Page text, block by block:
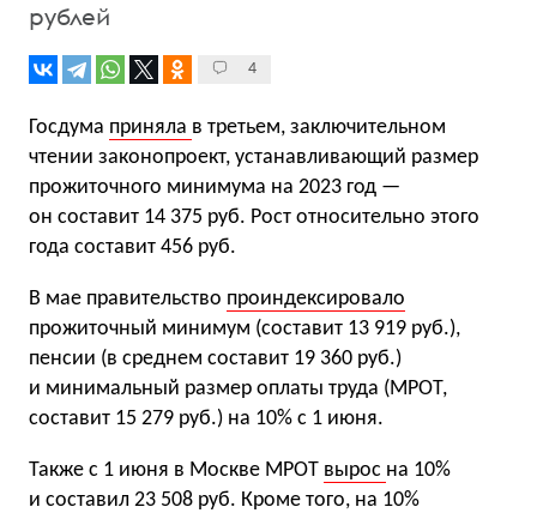
рублей
4
Госдума приняла в третьем, заключительном
чтении законопроект, устанавливающий размер
прожиточного минимума на 2023 год —
он составит 14 375 руб. Рост относительно этого
года составит 456 руб.
В мае правительство проиндексировало
прожиточный минимум (составит 13 919 руб.),
пенсии (в среднем составит 19 360 руб.)
и минимальный размер оплаты труда (МРОТ,
составит 15 279 руб.) на 10% с 1 июня.
Также с 1 июня в Москве МРОТ вырос на 10%
и составил 23 508 руб. Кроме того, на 10%